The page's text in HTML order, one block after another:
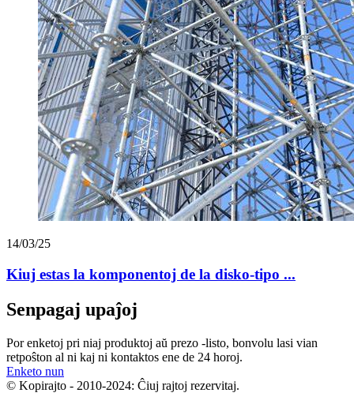
14/03/25
Kiuj estas la komponentoj de la disko-tipo ...
Senpagaj upaĵoj
Por enketoj pri niaj produktoj aŭ prezo -listo, bonvolu lasi vian
retpoŝton al ni kaj ni kontaktos ene de 24 horoj.
Enketo nun
© Kopirajto - 2010-2024: Ĉiuj rajtoj rezervitaj.